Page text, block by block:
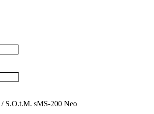
/ S.O.t.M. sMS-200 Neo